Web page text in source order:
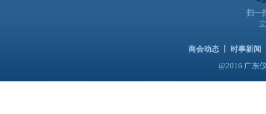
扫一
商会动态 时事新闻
@2016 广东